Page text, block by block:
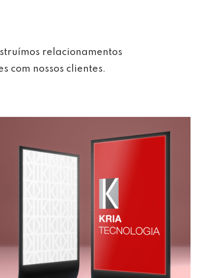
relacionamentos
com nossos clientes.